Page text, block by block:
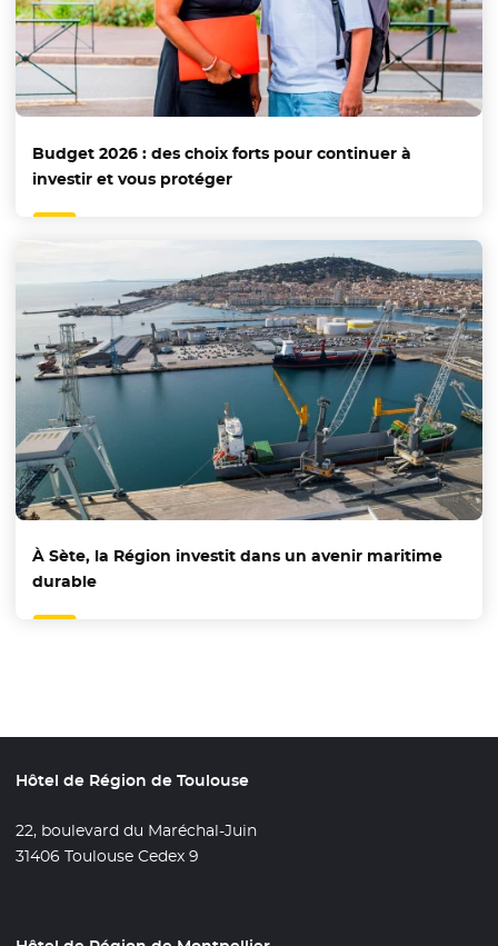
Budget 2026 : des choix forts pour continuer à
investir et vous protéger
À Sète, la Région investit dans un avenir maritime
durable
Hôtel de Région de Toulouse
22, boulevard du Maréchal-Juin
31406 Toulouse Cedex 9